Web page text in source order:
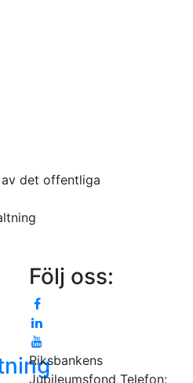
det offentliga
Följ oss:
Riksbankens
Jubileumsfond Telefon: